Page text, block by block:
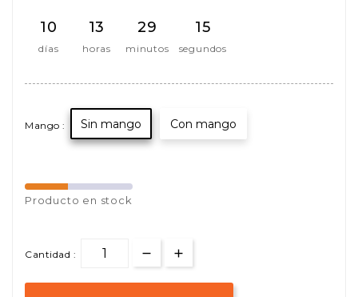
10
días
13
horas
29
minutos
14
segundos
Mango : Sin mango Con mango
Producto en stock
Cantidad :